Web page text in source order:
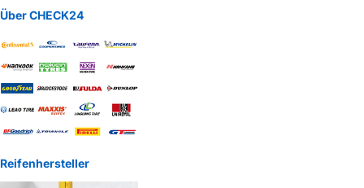
Über CHECK24
Reifenhersteller